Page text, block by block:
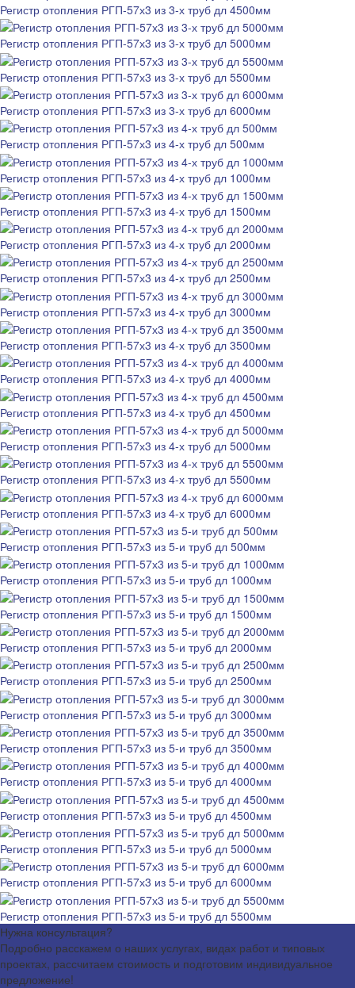
Регистр отопления РГП-57х3 из 3-х труб дл 4500мм
Регистр отопления РГП-57х3 из 3-х труб дл 5000мм
Регистр отопления РГП-57х3 из 3-х труб дл 5500мм
Регистр отопления РГП-57х3 из 3-х труб дл 6000мм
Регистр отопления РГП-57х3 из 4-х труб дл 500мм
Регистр отопления РГП-57х3 из 4-х труб дл 1000мм
Регистр отопления РГП-57х3 из 4-х труб дл 1500мм
Регистр отопления РГП-57х3 из 4-х труб дл 2000мм
Регистр отопления РГП-57х3 из 4-х труб дл 2500мм
Регистр отопления РГП-57х3 из 4-х труб дл 3000мм
Регистр отопления РГП-57х3 из 4-х труб дл 3500мм
Регистр отопления РГП-57х3 из 4-х труб дл 4000мм
Регистр отопления РГП-57х3 из 4-х труб дл 4500мм
Регистр отопления РГП-57х3 из 4-х труб дл 5000мм
Регистр отопления РГП-57х3 из 4-х труб дл 5500мм
Регистр отопления РГП-57х3 из 4-х труб дл 6000мм
Регистр отопления РГП-57х3 из 5-и труб дл 500мм
Регистр отопления РГП-57х3 из 5-и труб дл 1000мм
Регистр отопления РГП-57х3 из 5-и труб дл 1500мм
Регистр отопления РГП-57х3 из 5-и труб дл 2000мм
Регистр отопления РГП-57х3 из 5-и труб дл 2500мм
Регистр отопления РГП-57х3 из 5-и труб дл 3000мм
Регистр отопления РГП-57х3 из 5-и труб дл 3500мм
Регистр отопления РГП-57х3 из 5-и труб дл 4000мм
Регистр отопления РГП-57х3 из 5-и труб дл 4500мм
Регистр отопления РГП-57х3 из 5-и труб дл 5000мм
Регистр отопления РГП-57х3 из 5-и труб дл 6000мм
Регистр отопления РГП-57х3 из 5-и труб дл 5500мм
Нужна консультация?
Подробно расскажем о наших услугах, видах работ и типовых
проектах, рассчитаем стоимость и подготовим индивидуальное
предложение!